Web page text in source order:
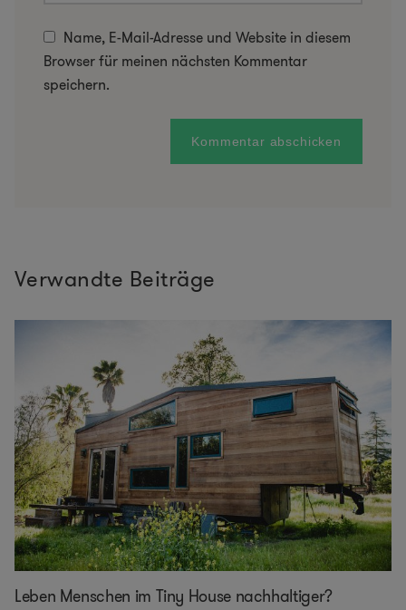
Name, E-Mail-Adresse und Website in diesem
Browser für meinen nächsten Kommentar
speichern.
Verwandte Beiträge
Leben Menschen im Tiny House nachhaltiger?